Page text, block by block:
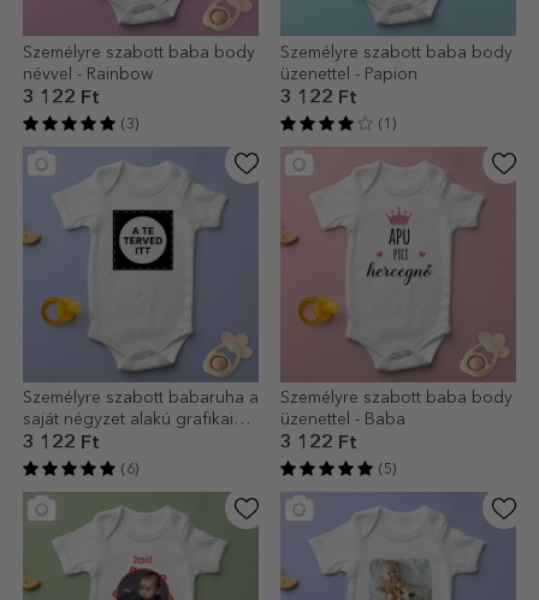
Személyre szabott baba body
névvel - Rainbow
3 122 Ft
(3)
Személyre szabott baba body
üzenettel - Papion
3 122 Ft
(1)
Személyre szabott babaruha a
saját négyzet alakú grafikai
tervezéseddel
3 122 Ft
(6)
Személyre szabott baba body
üzenettel - Baba
3 122 Ft
(5)